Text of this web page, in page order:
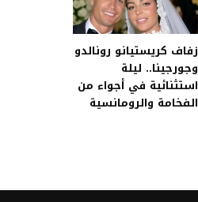
زفاف كريستيانو رونالدو
وجورجينا.. ليلة
استثنائية في أجواء من
الفخامة والرومانسية